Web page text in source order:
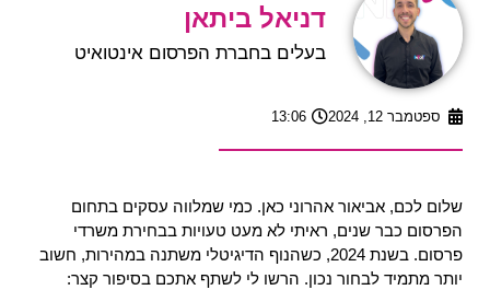
דניאל ביתאן
בעלים בחברת הפרסום אינטואיט
ספטמבר 12, 2024 13:06
שלום לכם, אביאור אהרוני כאן. כמי שמלווה עסקים בתחום
הפרסום כבר שנים, ראיתי לא מעט טעויות בבחירת משרדי
פרסום. בשנת 2024, כשהנוף הדיגיטלי משתנה במהירות, חשוב
יותר מתמיד לבחור נכון. הרשו לי לשתף אתכם בסיפור קצר: